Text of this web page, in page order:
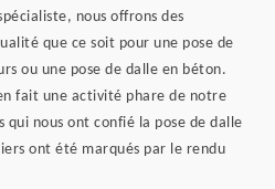
nous offrons des
que ce soit pour une pose de
ou une pose de dalle en béton.
fait une activité phare de notre
qui nous ont confié la pose de dalle
ont été marqués par le rendu